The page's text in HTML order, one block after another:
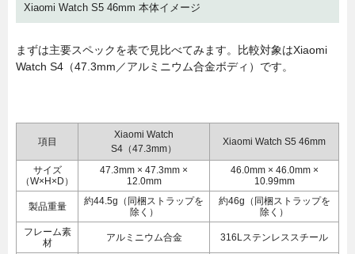
Xiaomi Watch S5 46mm 本体イメージ
まずは主要スペックを表で見比べてみます。比較対象はXiaomi
Watch S4（47.3mm／アルミニウム合金ボディ）です。
項目
Xiaomi Watch
S4（47.3mm）
Xiaomi Watch S5 46mm
サイズ
（W×H×D）
47.3mm × 47.3mm ×
12.0mm
46.0mm × 46.0mm ×
10.99mm
製品重量
約44.5g（同梱ストラップを
除く）
約46g（同梱ストラップを
除く）
フレーム素
材
アルミニウム合金 316Lステンレススチール